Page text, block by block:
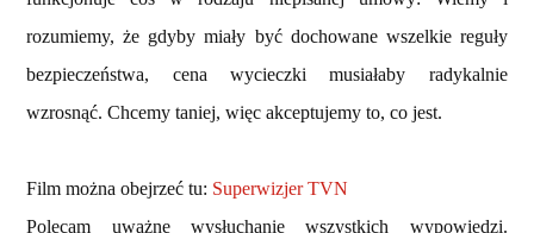
rozumiemy, że gdyby miały być dochowane wszelkie reguły
bezpieczeństwa, cena wycieczki musiałaby radykalnie
wzrosnąć. Chcemy taniej, więc akceptujemy to, co jest.
Film można obejrzeć tu: Superwizjer TVN
Polecam uważne wysłuchanie wszystkich wypowiedzi.